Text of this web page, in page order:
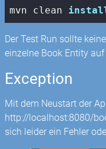
mvn clean
Der Test Run sollte
einzelne Book Entity auf
Exception
Mit dem Neustart der
http://localhost:8080/
sich leider ein Fehler